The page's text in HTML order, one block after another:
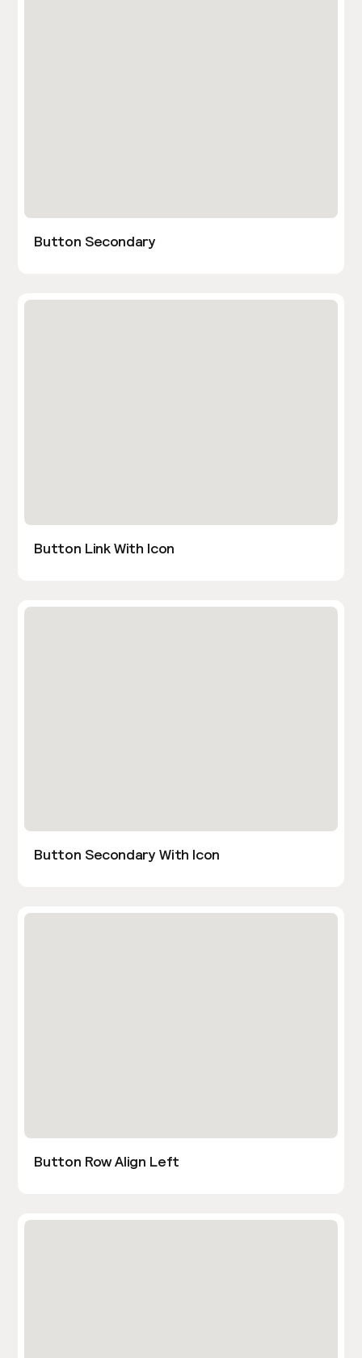
Button Secondary
Button Link With Icon
Button Secondary With Icon
Button Row Align Left